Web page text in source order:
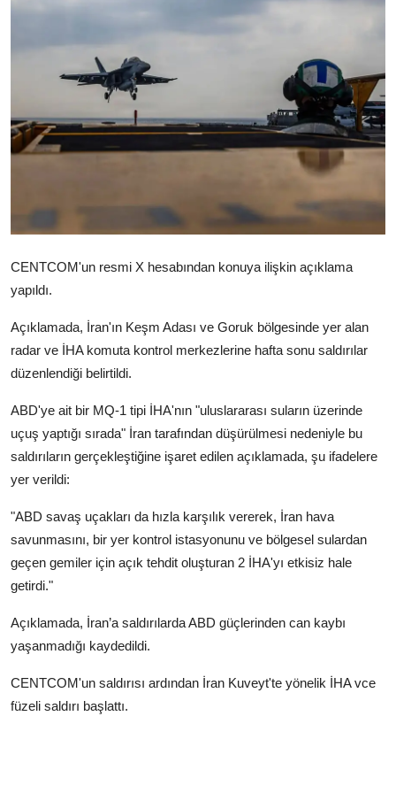
Video
Yazarlar
İletişim
CENTCOM'un resmi X hesabından konuya ilişkin açıklama
yapıldı.
Açıklamada, İran'ın Keşm Adası ve Goruk bölgesinde yer alan
radar ve İHA komuta kontrol merkezlerine hafta sonu saldırılar
düzenlendiği belirtildi.
ABD'ye ait bir MQ-1 tipi İHA'nın "uluslararası suların üzerinde
uçuş yaptığı sırada" İran tarafından düşürülmesi nedeniyle bu
saldırıların gerçekleştiğine işaret edilen açıklamada, şu ifadelere
yer verildi:
"ABD savaş uçakları da hızla karşılık vererek, İran hava
savunmasını, bir yer kontrol istasyonunu ve bölgesel sulardan
geçen gemiler için açık tehdit oluşturan 2 İHA'yı etkisiz hale
getirdi."
Açıklamada, İran’a saldırılarda ABD güçlerinden can kaybı
yaşanmadığı kaydedildi.
CENTCOM'un saldırısı ardından İran Kuveyt'te yönelik İHA vce
füzeli saldırı başlattı.